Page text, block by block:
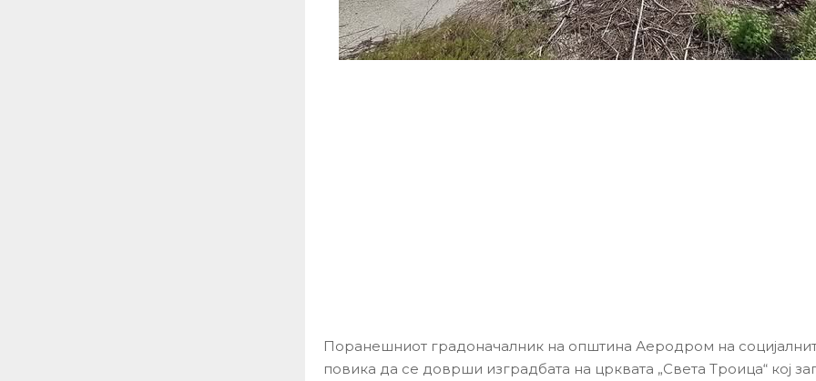
Поранешниот градоначалник на општина Аеродром на
повика да се доврши изградбата на црквата „Света Троица“ кој